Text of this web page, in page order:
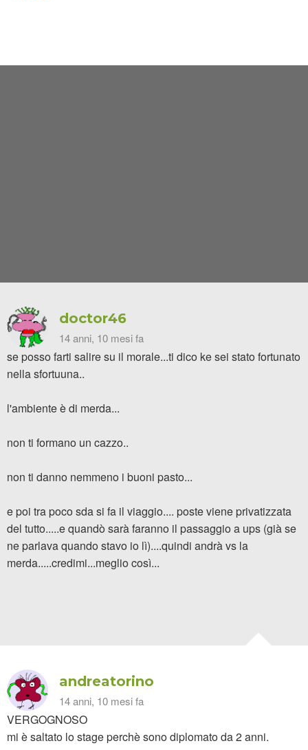
doctor46
14 anni, 10 mesi fa
se posso farti salire su il morale...ti dico ke sei stato fortunato
nella sfortuuna..
l'ambiente è di merda...
non ti formano un cazzo..
non ti danno nemmeno i buoni pasto...
e poi tra poco sda si fa il viaggio.... poste viene privatizzata
del tutto.....e quandò sarà faranno il passaggio a ups (già se
ne parlava quando stavo io lì)....quindi andrà vs la
merda.....credimi...meglio così...
andreatorino
14 anni, 10 mesi fa
VERGOGNOSO
mi è saltato lo stage perchè sono diplomato da 2 anni.